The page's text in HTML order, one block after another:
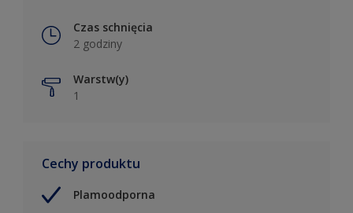
Czas schnięcia
2 godziny
Warstw(y)
1
Cechy produktu
Plamoodporna